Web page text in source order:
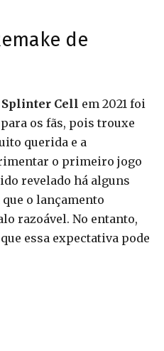
de
Splinter Cell em 2021 foi
os fãs, pois trouxe
querida e a
o primeiro jogo
revelado há alguns
o lançamento
razoável. No entanto,
essa expectativa pode